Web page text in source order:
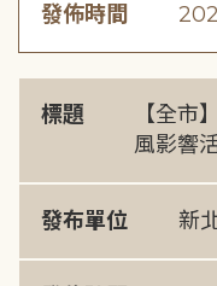
發佈時間
標題
【全市
風影響
發布單位 新